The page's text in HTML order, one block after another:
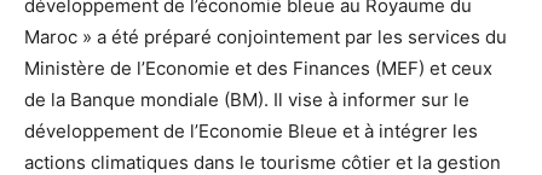
développement de l’économie bleue au Royaume du
Maroc » a été préparé conjointement par les services du
Ministère de l’Economie et des Finances (MEF) et ceux
de la Banque mondiale (BM). Il vise à informer sur le
développement de l’Economie Bleue et à intégrer les
actions climatiques dans le tourisme côtier et la gestion